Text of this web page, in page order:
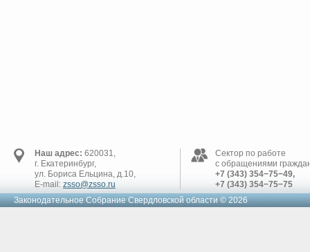
Наш адрес: 620031,
г. Екатеринбург,
ул. Бориса Ельцина, д.10,
E-mail: zsso@zsso.ru
Сектор по работе
с обращениями
+7 (343) 354−75−49,
+7 (343) 354−75−75
Законодательное Cобрание Свердловской области © 2026